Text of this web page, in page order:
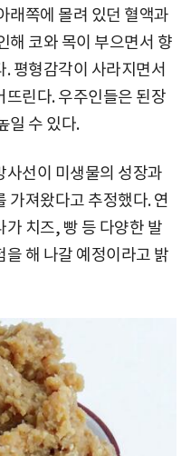
래쪽에 몰려 있던 혈액과
해 코와 목이 부으면서 향
평형감각이 사라지면서
뜨린다. 우주인들은 된장
일 수 있다.
사선이 미생물의 성장과
가져왔다고 추정했다. 연
치즈, 빵 등 다양한 발
해 나갈 예정이라고 밝